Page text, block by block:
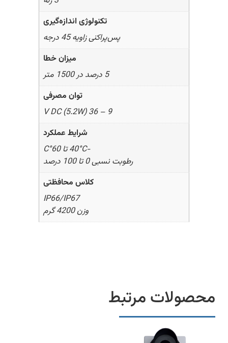
تکنولوژی اندازه‌گیری
پس‌پراکنی زاویه 45 درجه
میزان خطا
5 درصد در 1500 متر
توان مصرفی
9 – 36 V DC (5.2W)
شرایط عملکرد
-40°C تا 60°C
رطوبت نسبی 0 تا 100 درصد
کلاس محافظتی
IP66/IP67
وزن 4200 گرم
محصولات مرتبط